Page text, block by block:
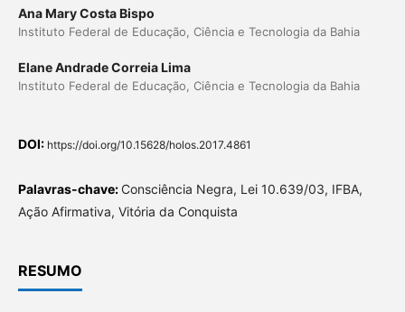
Ana Mary Costa Bispo
Instituto Federal de Educação, Ciência e Tecnologia da Bahia
Elane Andrade Correia Lima
Instituto Federal de Educação, Ciência e Tecnologia da Bahia
DOI: https://doi.org/10.15628/holos.2017.4861
Palavras-chave: Consciência Negra, Lei 10.639/03, IFBA,
Ação Afirmativa, Vitória da Conquista
RESUMO